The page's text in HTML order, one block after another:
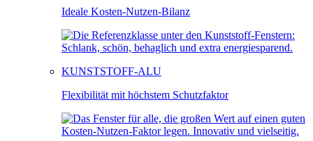
Ideale Kosten-Nutzen-Bilanz
KUNSTSTOFF-ALU
Flexibilität mit höchstem Schutzfaktor